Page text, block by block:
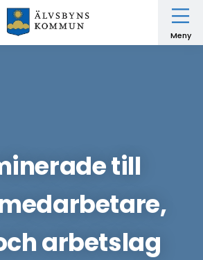
Meny
till
arbetslag